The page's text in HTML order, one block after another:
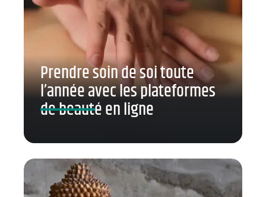
Prendre soin de soi toute
l’année avec les plateformes
de beauté en ligne